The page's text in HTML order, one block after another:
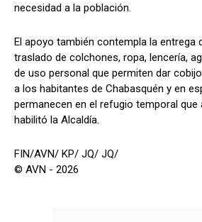
necesidad a la población.
El apoyo también contempla la entrega
traslado de colchones, ropa, lencería,
de uso personal que permiten dar
a los habitantes de Chabasquén y en
permanecen en el refugio temporal que
habilitó la Alcaldía.
FIN/AVN/ KP/ JQ/ JQ/
© AVN - 2026